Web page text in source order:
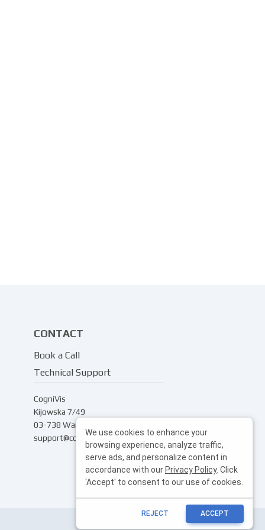
CONTACT
Book a Call
Technical Support
CogniVis
Kijowska 7/49
03-738 Warsaw
support@cognivis.ai
We use cookies to enhance your
browsing experience, analyze traffic,
serve ads, and personalize content in
accordance with ourPrivacy Policy. Click
'Accept' to consent to our use of cookies.
REJECT ACCEPT